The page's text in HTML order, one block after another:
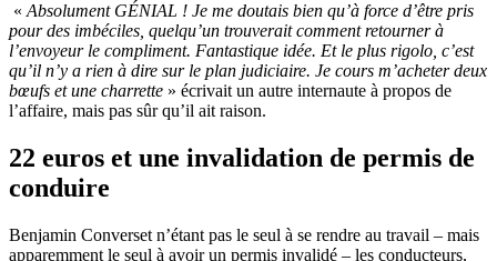
« Absolument GÉNIAL ! Je me doutais bien qu’à force d’être pris
pour des imbéciles, quelqu’un trouverait comment retourner à
l’envoyeur le compliment. Fantastique idée. Et le plus rigolo, c’est
qu’il n’y a rien à dire sur le plan judiciaire. Je cours m’acheter deux
bœufs et une charrette » écrivait un autre internaute à propos de
l’affaire, mais pas sûr qu’il ait raison.
22 euros et une invalidation de permis de
conduire
Benjamin Converset n’étant pas le seul à se rendre au travail – mais
apparemment le seul à avoir un permis invalidé – les conducteurs,